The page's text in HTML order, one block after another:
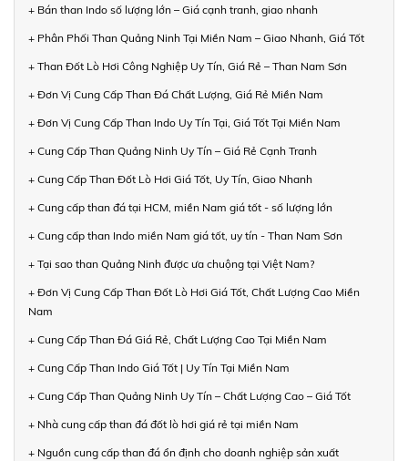
+ Bán than Indo số lượng lớn – Giá cạnh tranh, giao nhanh
+ Phân Phối Than Quảng Ninh Tại Miền Nam – Giao Nhanh, Giá Tốt
+ Than Đốt Lò Hơi Công Nghiệp Uy Tín, Giá Rẻ – Than Nam Sơn
+ Đơn Vị Cung Cấp Than Đá Chất Lượng, Giá Rẻ Miền Nam
+ Đơn Vị Cung Cấp Than Indo Uy Tín Tại, Giá Tốt Tại Miền Nam
+ Cung Cấp Than Quảng Ninh Uy Tín – Giá Rẻ Cạnh Tranh
+ Cung Cấp Than Đốt Lò Hơi Giá Tốt, Uy Tín, Giao Nhanh
+ Cung cấp than đá tại HCM, miền Nam giá tốt - số lượng lớn
+ Cung cấp than Indo miền Nam giá tốt, uy tín - Than Nam Sơn
+ Tại sao than Quảng Ninh được ưa chuộng tại Việt Nam?
+ Đơn Vị Cung Cấp Than Đốt Lò Hơi Giá Tốt, Chất Lượng Cao Miền
Nam
+ Cung Cấp Than Đá Giá Rẻ, Chất Lượng Cao Tại Miền Nam
+ Cung Cấp Than Indo Giá Tốt | Uy Tín Tại Miền Nam
+ Cung Cấp Than Quảng Ninh Uy Tín – Chất Lượng Cao – Giá Tốt
+ Nhà cung cấp than đá đốt lò hơi giá rẻ tại miền Nam
+ Nguồn cung cấp than đá ổn định cho doanh nghiệp sản xuất